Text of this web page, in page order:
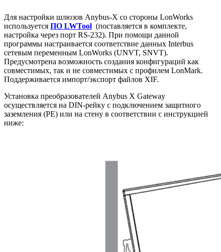
Для настройки шлюзов Anybus-X со стороны LonWorks
используется ПО LWTool (поставляется в комплекте,
настройка через порт RS-232). При помощи данной
программы настраивается соответствие данных Interbus
сетевым переменным LonWorks (UNVT, SNVT).
Предусмотрена возможность создания конфигураций как
совместимых, так и не совместимых с профилем LonMark.
Поддерживается импорт/экспорт файлов XIF.
Установка преобразователей Anybus X Gateway
осуществляется на DIN-рейку с подключением защитного
заземления (РЕ) или на стену в соответствии с инструкцией
ниже: